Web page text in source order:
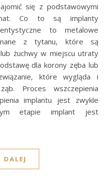
się z podstawowymi
Co to są implanty
to metalowe
z tytanu, które są
żuchwy w miejscu utraty
dla korony zęba lub
które wygląda i
Proces wszczepienia
implantu jest zwykle
etapie implant jest
DALEJ